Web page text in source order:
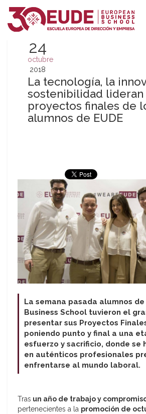
24
octubre
2018
La tecnología, la
sostenibilidad lideran
proyectos finales de
alumnos de EUDE
La semana pasada alumnos de
Business School tuvieron el
presentar sus Proyectos
poniendo punto y final a una
esfuerzo y sacrificio, donde se
en auténticos profesionales
enfrentarse al mundo laboral.
Tras un año de trabajo y
pertenecientes a la promoción de